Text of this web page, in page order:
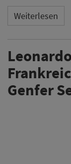
Weiterlesen
Genfer